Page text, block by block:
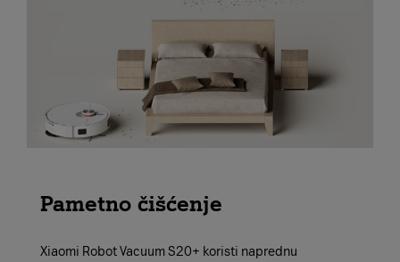
Pametno čišćenje
Xiaomi Robot Vacuum S20+ koristi naprednu